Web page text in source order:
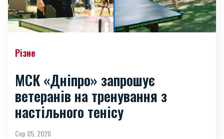
Різне
МСК «Дніпро» запрошує
ветеранів на тренування з
настільного тенісу
Сер 05, 2026